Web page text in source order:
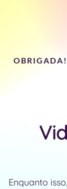
OBRIGADA!
Enquanto